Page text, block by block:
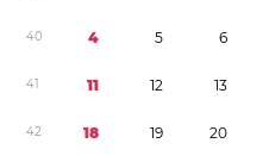
40 4 5 6
41 11 12 13
42 18 19 20